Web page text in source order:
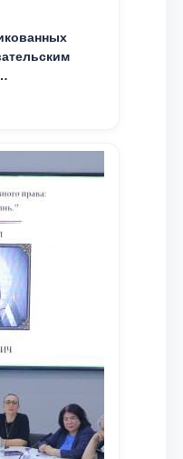
реформ и